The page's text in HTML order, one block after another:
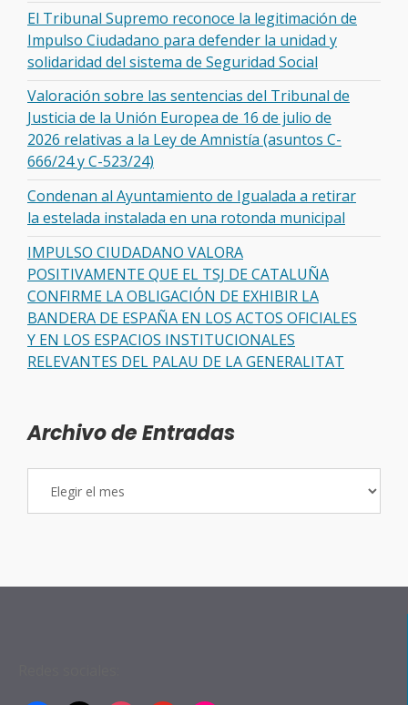
El Tribunal Supremo reconoce la legitimación de
Impulso Ciudadano para defender la unidad y
solidaridad del sistema de Seguridad Social
Valoración sobre las sentencias del Tribunal de
Justicia de la Unión Europea de 16 de julio de
2026 relativas a la Ley de Amnistía (asuntos C-
666/24 y C-523/24)
Condenan al Ayuntamiento de Igualada a retirar
la estelada instalada en una rotonda municipal
IMPULSO CIUDADANO VALORA
POSITIVAMENTE QUE EL TSJ DE CATALUÑA
CONFIRME LA OBLIGACIÓN DE EXHIBIR LA
BANDERA DE ESPAÑA EN LOS ACTOS OFICIALES
Y EN LOS ESPACIOS INSTITUCIONALES
RELEVANTES DEL PALAU DE LA GENERALITAT
Archivo de Entradas